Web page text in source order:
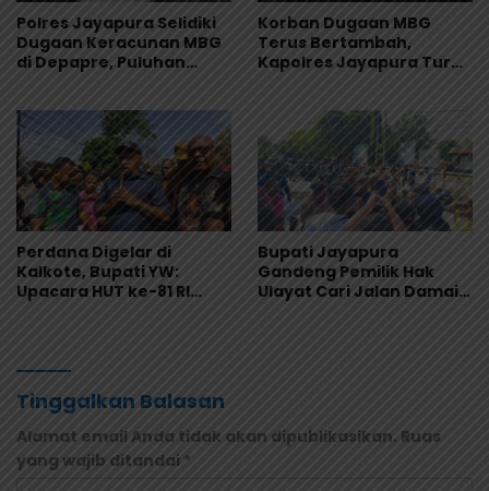
Polres Jayapura Selidiki
Dugaan Keracunan MBG
di Depapre, Puluhan
Korban Dugaan MBG
Terus Bertambah,
Kapolres Jayapura Turun
Perdana Digelar di
Kalkote, Bupati YW:
Upacara HUT ke-81 RI
Bupati Jayapura
Gandeng Pemilik Hak
Ulayat Cari Jalan Damai,
Tinggalkan Balasan
Alamat email Anda tidak akan dipublikasikan. Ruas
yang wajib ditandai *